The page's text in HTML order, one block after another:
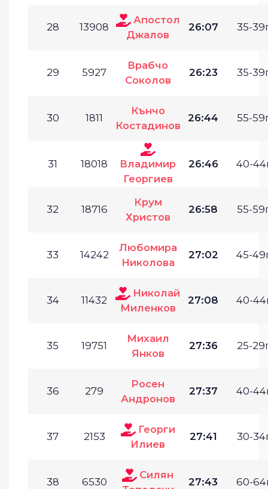
28 13908
Апостол
Джалов
26:07 35-
29 5927
Врабчо
Соколов
26:23 35-
30 1811
Кънчо
Костадинов
26:44 55-
31 18018
Владимир
Георгиев
26:46 40-
32 18716
Крум
Христов
26:58 55-
33 14242
Любомира
Николова
27:02 45-
34 11432
Николай
Миленков
27:08 40-
35 19751
Михаил
Янков
27:36 25-
36 279
Росен
Андронов
27:37 40-
37 2153
Георги
Илиев
27:41 30-
38 6530
Силян
27:43 60-